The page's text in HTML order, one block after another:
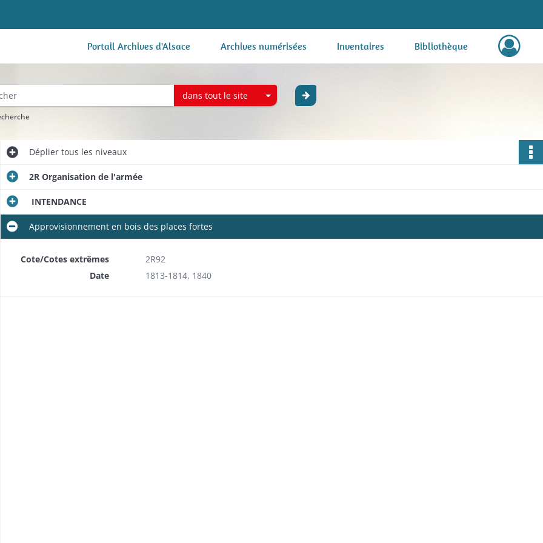
Portail Archives d'Alsace Archives numérisées Inventaires Bibliothèque
dans tout le site
Dépliertous les niveaux
2R Organisation de l'armée
INTENDANCE
Approvisionnement en bois des places fortes
Cote/Cotes extrêmes
2R92
Date
1813-1814, 1840